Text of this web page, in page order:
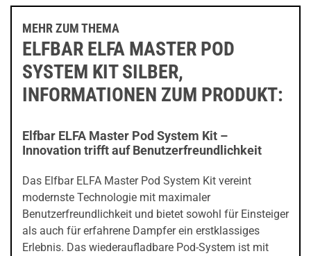
MEHR ZUM THEMA
ELFBAR ELFA MASTER POD
SYSTEM KIT SILBER,
INFORMATIONEN ZUM PRODUKT:
Elfbar ELFA Master Pod System Kit –
Innovation trifft auf Benutzerfreundlichkeit
Das Elfbar ELFA Master Pod System Kit vereint
modernste Technologie mit maximaler
Benutzerfreundlichkeit und bietet sowohl für Einsteiger
als auch für erfahrene Dampfer ein erstklassiges
Erlebnis. Das wiederaufladbare Pod-System ist mit